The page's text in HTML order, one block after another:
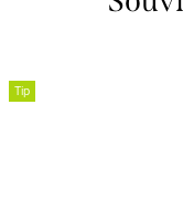
Tip